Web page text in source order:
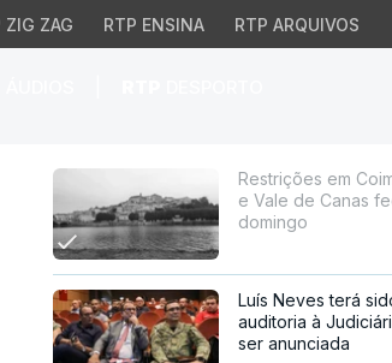
ZIG ZAG RTP ENSINA RTP ARQUIVOS
de CanasRestrições em
e Vale de Canas
domingo
Luís Neves terá
auditoria à
ser anunciada